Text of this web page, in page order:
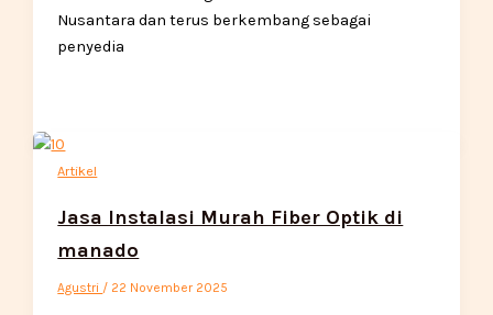
Nusantara dan terus berkembang sebagai
penyedia
Artikel
Jasa Instalasi Murah Fiber Optik di
manado
Agustri / 22 November 2025